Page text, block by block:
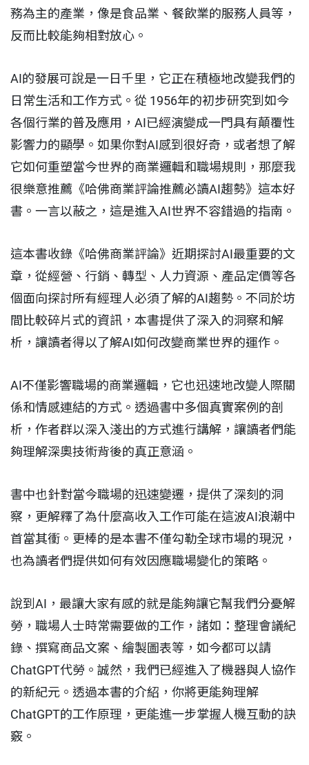
務為主的產業，像是食品業、餐飲業的服務人員等，
反而比較能夠相對放心。
AI的發展可說是一日千里，它正在積極地改變我們的
日常生活和工作方式。從 1956年的初步研究到如今
各個行業的普及應用，AI已經演變成一門具有顛覆性
影響力的顯學。如果你對AI感到很好奇，或者想了解
它如何重塑當今世界的商業邏輯和職場規則，那麼我
很樂意推薦《哈佛商業評論推薦必讀AI趨勢》這本好
書。一言以蔽之，這是進入AI世界不容錯過的指南。
這本書收錄《哈佛商業評論》近期探討AI最重要的文
章，從經營、行銷、轉型、人力資源、產品定價等各
個面向探討所有經理人必須了解的AI趨勢。不同於坊
間比較碎片式的資訊，本書提供了深入的洞察和解
析，讓讀者得以了解AI如何改變商業世界的運作。
AI不僅影響職場的商業邏輯，它也迅速地改變人際關
係和情感連結的方式。透過書中多個真實案例的剖
析，作者群以深入淺出的方式進行講解，讓讀者們能
夠理解深奧技術背後的真正意涵。
書中也針對當今職場的迅速變遷，提供了深刻的洞
察，更解釋了為什麼高收入工作可能在這波AI浪潮中
首當其衝。更棒的是本書不僅勾勒全球市場的現況，
也為讀者們提供如何有效因應職場變化的策略。
說到AI，最讓大家有感的就是能夠讓它幫我們分憂解
勞，職場人士時常需要做的工作，諸如：整理會議紀
錄、撰寫商品文案、繪製圖表等，如今都可以請
ChatGPT代勞。誠然，我們已經進入了機器與人協作
的新紀元。透過本書的介紹，你將更能夠理解
ChatGPT的工作原理，更能進一步掌握人機互動的訣
竅。